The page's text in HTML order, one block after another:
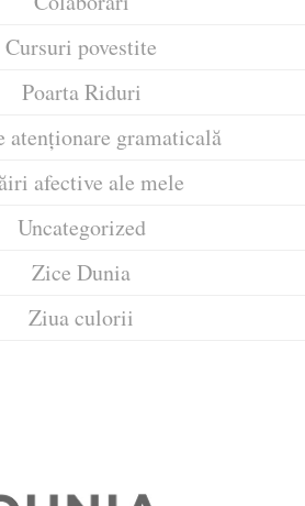
Cursuri povestite
Poarta Riduri
atenționare gramaticală
afective ale mele
Uncategorized
Zice Dunia
Ziua culorii